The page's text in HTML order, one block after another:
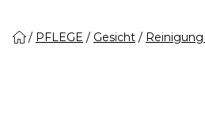
PFLEGE Gesicht